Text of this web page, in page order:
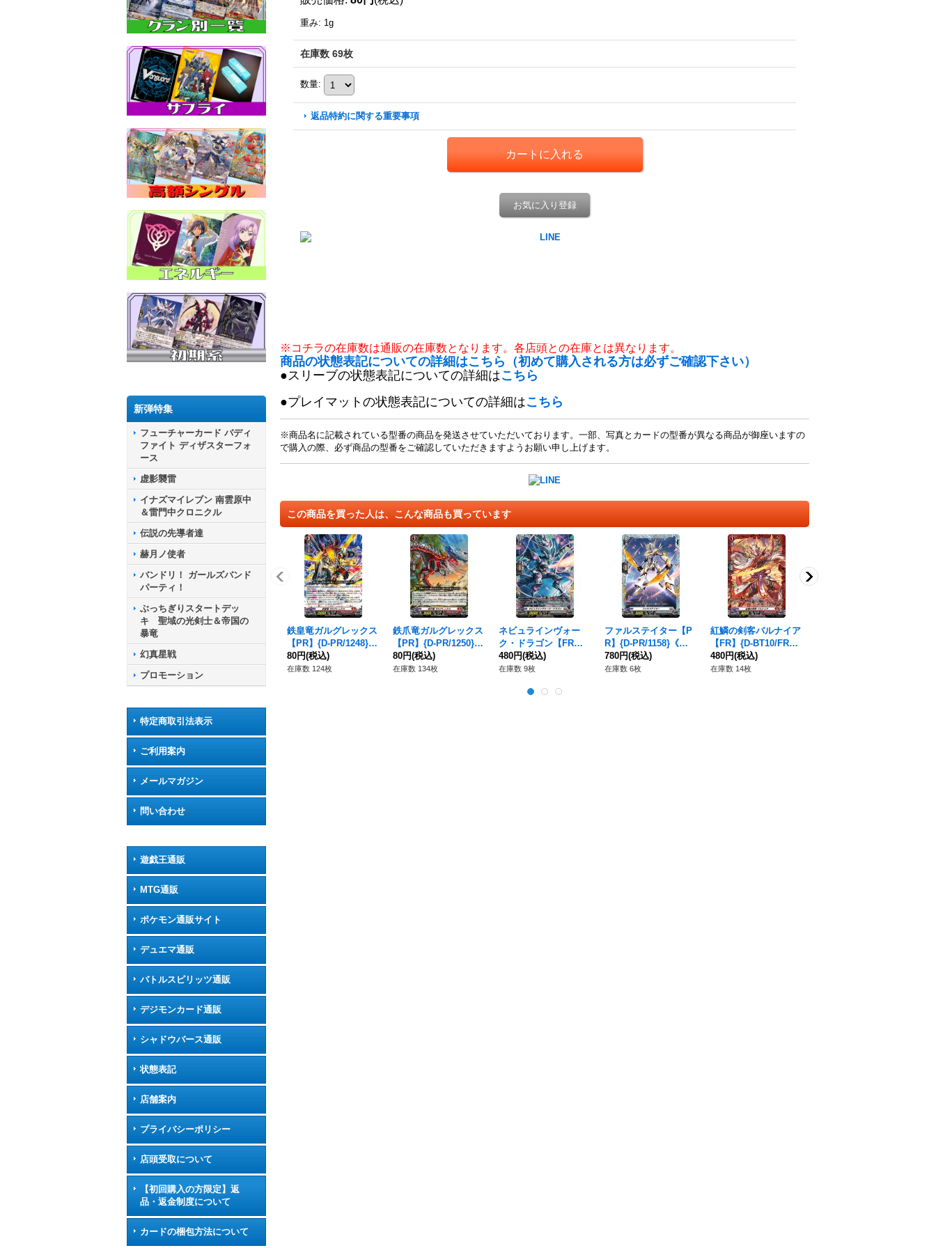
新弾特集
フューチャーカード バディ
ファイト ディザスターフォ
ース
虚影襲雷
イナズマイレブン 南雲原中
＆雷門中クロニクル
伝説の先導者達
赫月ノ使者
バンドリ！ ガールズバンド
パーティ！
ぶっちぎりスタートデッ
キ 聖域の光剣士＆帝国の
暴竜
幻真星戦
プロモーション
特定商取引法表示
ご利用案内
メールマガジン
問い合わせ
遊戯王通販
MTG通販
ポケモン通販サイト
デュエマ通販
バトルスピリッツ通販
デジモンカード通販
シャドウバース通販
状態表記
店舗案内
プライバシーポリシー
店頭受取について
【初回購入の方限定】返
品・返金制度について
カードの梱包方法について
重み: 1g
在庫数 69枚
数量:
返品特約に関する重要事項
お気に入り登録
※コチラの在庫数は通販の在庫数となります。各店頭との在庫とは異なります。
商品の状態表記についての詳細はこちら（初めて購入される方は必ずご確認下さい）
●スリーブの状態表記についての詳細はこちら
●プレイマットの状態表記についての詳細はこちら
※商品名に記載されている型番の商品を発送させていただいております。一部、写真とカードの型番が異なる商品が御座いますの
で購入の際、必ず商品の型番をご確認していただきますようお願い申し上げます。
この商品を買った人は、こんな商品も買っています
鉄皇竜ガルグレックス
【PR】{D-PR/1248}
《ドラゴンエンパイ
ア》
80円(税込)
在庫数 124枚
鉄爪竜ガルグレックス
【PR】{D-PR/1250}
《ドラゴンエンパイ
ア》
80円(税込)
在庫数 134枚
ネビュラインヴォー
ク・ドラゴン【FR】
{DZ-BT04/FR19}《ブ
ラントゲート》
480円(税込)
在庫数 9枚
ファルステイター【P
R】{D-PR/1158}《ブ
ラントゲート》
780円(税込)
在庫数 6枚
紅鱗の剣客バルナイア
【FR】{D-BT10/FR03}
《ドラゴンエンパイ
ア》
480円(税込)
在庫数 14枚